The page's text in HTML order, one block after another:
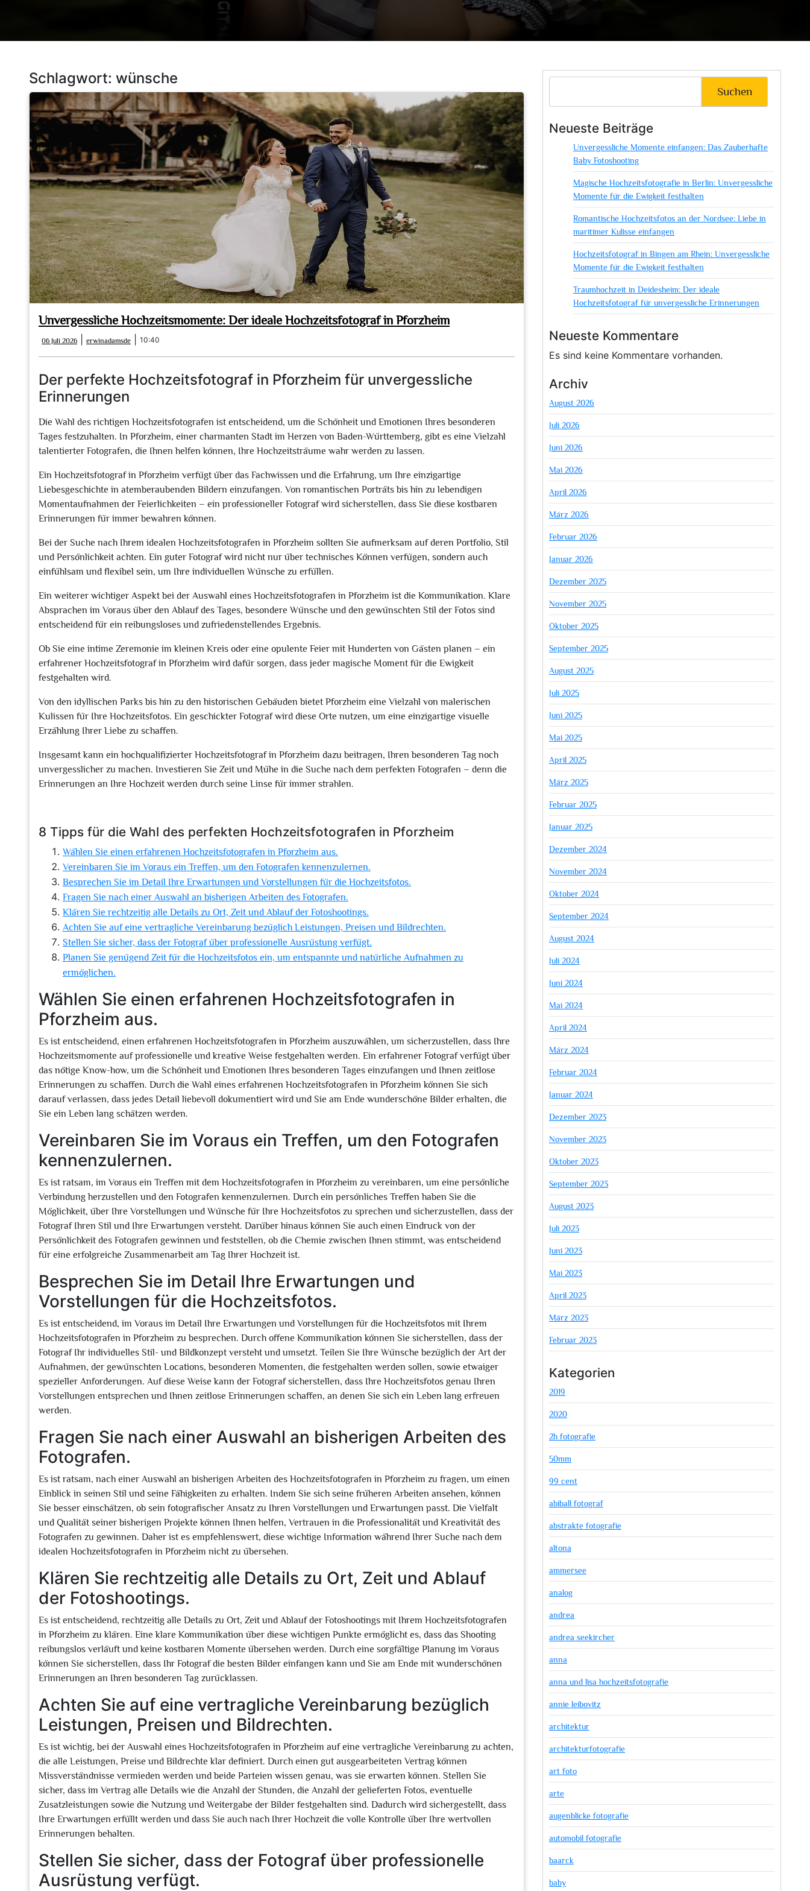
Schlagwort: wünsche
Unvergessliche Hochzeitsmomente: Der ideale Hochzeitsfotograf in Pforzheim
06 Juli 2026
Juli
2026
erwinadamsde erwinadamsde
10:40
Der perfekte Hochzeitsfotograf in Pforzheim für unvergessliche
Erinnerungen
Die Wahl des richtigen Hochzeitsfotografen ist entscheidend, um die Schönheit und Emotionen Ihres besonderen
Tages festzuhalten. In Pforzheim, einer charmanten Stadt im Herzen von Baden-Württemberg, gibt es eine Vielzahl
talentierter Fotografen, die Ihnen helfen können, Ihre Hochzeitsträume wahr werden zu lassen.
Ein Hochzeitsfotograf in Pforzheim verfügt über das Fachwissen und die Erfahrung, um Ihre einzigartige
Liebesgeschichte in atemberaubenden Bildern einzufangen. Von romantischen Porträts bis hin zu lebendigen
Momentaufnahmen der Feierlichkeiten – ein professioneller Fotograf wird sicherstellen, dass Sie diese kostbaren
Erinnerungen für immer bewahren können.
Bei der Suche nach Ihrem idealen Hochzeitsfotografen in Pforzheim sollten Sie aufmerksam auf deren Portfolio, Stil
und Persönlichkeit achten. Ein guter Fotograf wird nicht nur über technisches Können verfügen, sondern auch
einfühlsam und flexibel sein, um Ihre individuellen Wünsche zu erfüllen.
Ein weiterer wichtiger Aspekt bei der Auswahl eines Hochzeitsfotografen in Pforzheim ist die Kommunikation. Klare
Absprachen im Voraus über den Ablauf des Tages, besondere Wünsche und den gewünschten Stil der Fotos sind
entscheidend für ein reibungsloses und zufriedenstellendes Ergebnis.
Ob Sie eine intime Zeremonie im kleinen Kreis oder eine opulente Feier mit Hunderten von Gästen planen – ein
erfahrener Hochzeitsfotograf in Pforzheim wird dafür sorgen, dass jeder magische Moment für die Ewigkeit
festgehalten wird.
Von den idyllischen Parks bis hin zu den historischen Gebäuden bietet Pforzheim eine Vielzahl von malerischen
Kulissen für Ihre Hochzeitsfotos. Ein geschickter Fotograf wird diese Orte nutzen, um eine einzigartige visuelle
Erzählung Ihrer Liebe zu schaffen.
Insgesamt kann ein hochqualifizierter Hochzeitsfotograf in Pforzheim dazu beitragen, Ihren besonderen Tag noch
unvergesslicher zu machen. Investieren Sie Zeit und Mühe in die Suche nach dem perfekten Fotografen – denn die
Erinnerungen an Ihre Hochzeit werden durch seine Linse für immer strahlen.
8 Tipps für die Wahl des perfekten Hochzeitsfotografen in Pforzheim
Wählen Sie einen erfahrenen Hochzeitsfotografen in Pforzheim aus.
Vereinbaren Sie im Voraus ein Treffen, um den Fotografen kennenzulernen.
Besprechen Sie im Detail Ihre Erwartungen und Vorstellungen für die Hochzeitsfotos.
Fragen Sie nach einer Auswahl an bisherigen Arbeiten des Fotografen.
Klären Sie rechtzeitig alle Details zu Ort, Zeit und Ablauf der Fotoshootings.
Achten Sie auf eine vertragliche Vereinbarung bezüglich Leistungen, Preisen und Bildrechten.
Stellen Sie sicher, dass der Fotograf über professionelle Ausrüstung verfügt.
Planen Sie genügend Zeit für die Hochzeitsfotos ein, um entspannte und natürliche Aufnahmen zu
ermöglichen.
Wählen Sie einen erfahrenen Hochzeitsfotografen in
Pforzheim aus.
Es ist entscheidend, einen erfahrenen Hochzeitsfotografen in Pforzheim auszuwählen, um sicherzustellen, dass Ihre
Hochzeitsmomente auf professionelle und kreative Weise festgehalten werden. Ein erfahrener Fotograf verfügt über
das nötige Know-how, um die Schönheit und Emotionen Ihres besonderen Tages einzufangen und Ihnen zeitlose
Erinnerungen zu schaffen. Durch die Wahl eines erfahrenen Hochzeitsfotografen in Pforzheim können Sie sich
darauf verlassen, dass jedes Detail liebevoll dokumentiert wird und Sie am Ende wunderschöne Bilder erhalten, die
Sie ein Leben lang schätzen werden.
Vereinbaren Sie im Voraus ein Treffen, um den Fotografen
kennenzulernen.
Es ist ratsam, im Voraus ein Treffen mit dem Hochzeitsfotografen in Pforzheim zu vereinbaren, um eine persönliche
Verbindung herzustellen und den Fotografen kennenzulernen. Durch ein persönliches Treffen haben Sie die
Möglichkeit, über Ihre Vorstellungen und Wünsche für Ihre Hochzeitsfotos zu sprechen und sicherzustellen, dass der
Fotograf Ihren Stil und Ihre Erwartungen versteht. Darüber hinaus können Sie auch einen Eindruck von der
Persönlichkeit des Fotografen gewinnen und feststellen, ob die Chemie zwischen Ihnen stimmt, was entscheidend
für eine erfolgreiche Zusammenarbeit am Tag Ihrer Hochzeit ist.
Besprechen Sie im Detail Ihre Erwartungen und
Vorstellungen für die Hochzeitsfotos.
Es ist entscheidend, im Voraus im Detail Ihre Erwartungen und Vorstellungen für die Hochzeitsfotos mit Ihrem
Hochzeitsfotografen in Pforzheim zu besprechen. Durch offene Kommunikation können Sie sicherstellen, dass der
Fotograf Ihr individuelles Stil- und Bildkonzept versteht und umsetzt. Teilen Sie Ihre Wünsche bezüglich der Art der
Aufnahmen, der gewünschten Locations, besonderen Momenten, die festgehalten werden sollen, sowie etwaiger
spezieller Anforderungen. Auf diese Weise kann der Fotograf sicherstellen, dass Ihre Hochzeitsfotos genau Ihren
Vorstellungen entsprechen und Ihnen zeitlose Erinnerungen schaffen, an denen Sie sich ein Leben lang erfreuen
werden.
Fragen Sie nach einer Auswahl an bisherigen Arbeiten des
Fotografen.
Es ist ratsam, nach einer Auswahl an bisherigen Arbeiten des Hochzeitsfotografen in Pforzheim zu fragen, um einen
Einblick in seinen Stil und seine Fähigkeiten zu erhalten. Indem Sie sich seine früheren Arbeiten ansehen, können
Sie besser einschätzen, ob sein fotografischer Ansatz zu Ihren Vorstellungen und Erwartungen passt. Die Vielfalt
und Qualität seiner bisherigen Projekte können Ihnen helfen, Vertrauen in die Professionalität und Kreativität des
Fotografen zu gewinnen. Daher ist es empfehlenswert, diese wichtige Information während Ihrer Suche nach dem
idealen Hochzeitsfotografen in Pforzheim nicht zu übersehen.
Klären Sie rechtzeitig alle Details zu Ort, Zeit und Ablauf
der Fotoshootings.
Es ist entscheidend, rechtzeitig alle Details zu Ort, Zeit und Ablauf der Fotoshootings mit Ihrem Hochzeitsfotografen
in Pforzheim zu klären. Eine klare Kommunikation über diese wichtigen Punkte ermöglicht es, dass das Shooting
reibungslos verläuft und keine kostbaren Momente übersehen werden. Durch eine sorgfältige Planung im Voraus
können Sie sicherstellen, dass Ihr Fotograf die besten Bilder einfangen kann und Sie am Ende mit wunderschönen
Erinnerungen an Ihren besonderen Tag zurücklassen.
Achten Sie auf eine vertragliche Vereinbarung bezüglich
Leistungen, Preisen und Bildrechten.
Es ist wichtig, bei der Auswahl eines Hochzeitsfotografen in Pforzheim auf eine vertragliche Vereinbarung zu achten,
die alle Leistungen, Preise und Bildrechte klar definiert. Durch einen gut ausgearbeiteten Vertrag können
Missverständnisse vermieden werden und beide Parteien wissen genau, was sie erwarten können. Stellen Sie
sicher, dass im Vertrag alle Details wie die Anzahl der Stunden, die Anzahl der gelieferten Fotos, eventuelle
Zusatzleistungen sowie die Nutzung und Weitergabe der Bilder festgehalten sind. Dadurch wird sichergestellt, dass
Ihre Erwartungen erfüllt werden und dass Sie auch nach Ihrer Hochzeit die volle Kontrolle über Ihre wertvollen
Erinnerungen behalten.
Stellen Sie sicher, dass der Fotograf über professionelle
Ausrüstung verfügt.
Suchen
Neueste Beiträge
Unvergessliche Momente einfangen: Das Zauberhafte
Baby Fotoshooting
Magische Hochzeitsfotografie in Berlin: Unvergessliche
Momente für die Ewigkeit festhalten
Romantische Hochzeitsfotos an der Nordsee: Liebe in
maritimer Kulisse einfangen
Hochzeitsfotograf in Bingen am Rhein: Unvergessliche
Momente für die Ewigkeit festhalten
Traumhochzeit in Deidesheim: Der ideale
Hochzeitsfotograf für unvergessliche Erinnerungen
Neueste Kommentare
Es sind keine Kommentare vorhanden.
Archiv
August 2026
Juli 2026
Juni 2026
Mai 2026
April 2026
März 2026
Februar 2026
Januar 2026
Dezember 2025
November 2025
Oktober 2025
September 2025
August 2025
Juli 2025
Juni 2025
Mai 2025
April 2025
März 2025
Februar 2025
Januar 2025
Dezember 2024
November 2024
Oktober 2024
September 2024
August 2024
Juli 2024
Juni 2024
Mai 2024
April 2024
März 2024
Februar 2024
Januar 2024
Dezember 2023
November 2023
Oktober 2023
September 2023
August 2023
Juli 2023
Juni 2023
Mai 2023
April 2023
März 2023
Februar 2023
Kategorien
2019
2020
2h fotografie
50mm
99 cent
abiball fotograf
abstrakte fotografie
altona
ammersee
analog
andrea
andrea seekircher
anna
anna und lisa hochzeitsfotografie
annie leibovitz
architektur
architekturfotografie
art foto
arte
augenblicke fotografie
automobil fotografie
baarck
baby